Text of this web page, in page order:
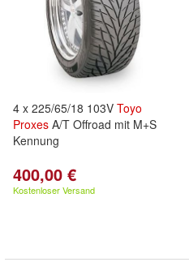
4 x 225/65/18 103V Toyo
Proxes A/T Offroad mit M+S
Kennung
400,00 €
Kostenloser Versand